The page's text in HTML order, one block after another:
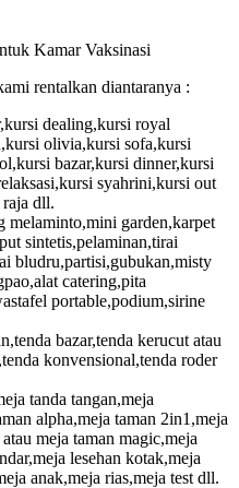
Kamar Vaksinasi
rentalkan diantaranya :
dealing,kursi royal
olivia,kursi sofa,kursi
bazar,kursi dinner,kursi
syahrini,kursi out
dll.
melaminto,mini garden,karpet
sintetis,pelaminan,tirai
bludru,partisi,gubukan,misty
catering,pita
portable,podium,sirine
bazar,tenda kerucut atau
konvensional,tenda roder
tanda tangan,meja
alpha,meja taman 2in1,meja
meja taman magic,meja
lesehan kotak,meja
anak,meja rias,meja test dll.